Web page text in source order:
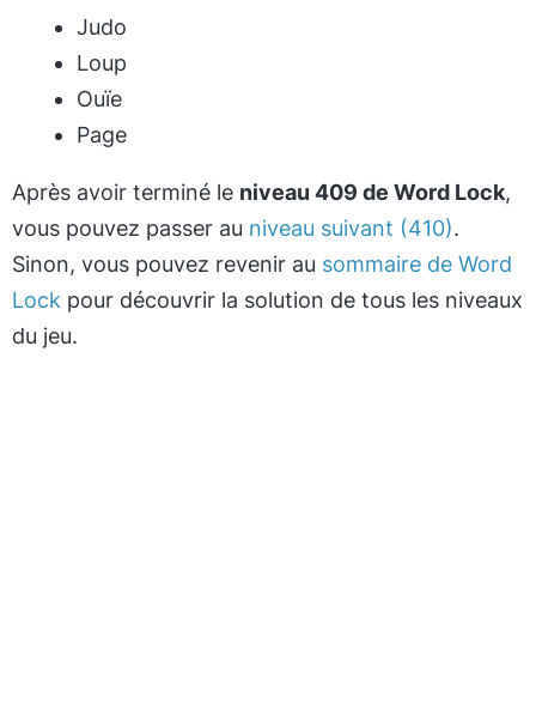
Judo
Loup
Ouïe
Page
Après avoir terminé le niveau 409 de Word Lock,
vous pouvez passer au niveau suivant (410).
Sinon, vous pouvez revenir au sommaire de Word
Lock pour découvrir la solution de tous les niveaux
du jeu.